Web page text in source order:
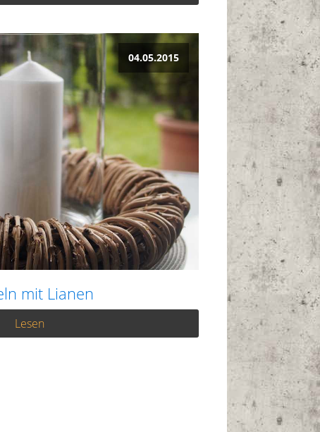
04.05.2015
mit Lianen
Lesen